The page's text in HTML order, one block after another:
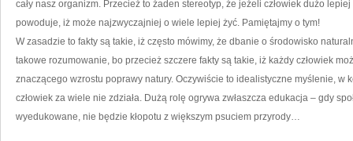
cały nasz organizm. Przecież to żaden stereotyp, że jeżeli człowiek dużo
powoduje, iż może najzwyczajniej o wiele lepiej żyć. Pamiętajmy o tym!
W zasadzie to fakty są takie, iż często mówimy, że dbanie o środowisko
takowe rozumowanie, bo przecież szczere fakty są takie, iż każdy człowiek
znaczącego wzrostu poprawy natury. Oczywiście to idealistyczne myślenie, w
człowiek za wiele nie zdziała. Dużą rolę ogrywa zwłaszcza edukacja – gdy
wyedukowane, nie będzie kłopotu z większym psuciem przyrody…